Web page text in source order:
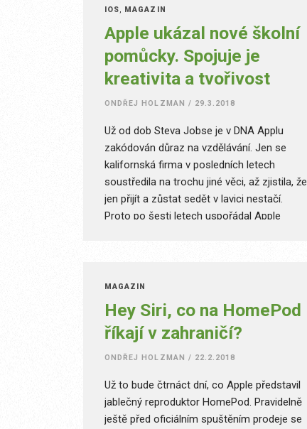
šéf Applu Tim Cook a tak trochu tím vyrazil
z ruky dychtivých novinářů jejich chystané
texty o senzaci, že se jablečné vlajkové lodi
mezi telefony nedaří.
IOS, MAGAZÍN
Apple ukázal nové školní
pomůcky. Spojuje je
kreativita a tvořivost
ONDŘEJ HOLZMAN / 29.3.2018
Už od dob Steva Jobse je v DNA Applu
zakódován důraz na vzdělávání. Jen se
kalifornská firma v posledních letech
soustředila na trochu jiné věci, až zjistila, že
jen přijít a zůstat sedět v lavici nestačí.
Proto po šesti letech uspořádal Apple
Chicagu Tim Cook se svým týmem ukázal,
jak si představuje moderní vzdělávání.
MAGAZÍN
Hey Siri, co na HomePod
říkají v zahraničí?
ONDŘEJ HOLZMAN / 22.2.2018
Už to bude čtrnáct dní, co Apple představil
jablečný reproduktor HomePod. Pravidelně
ještě před oficiálním spuštěním prodeje se